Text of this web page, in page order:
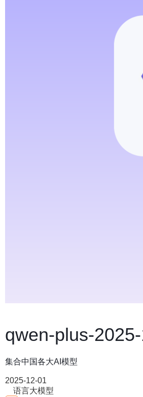
qwen-plus-
集合中国各大AI模型
2025-12-01
语言大模型